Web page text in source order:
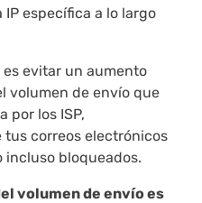
específica a lo largo
evitar un aumento
volumen de envío que
por los ISP,
correos electrónicos
incluso bloqueados.
volumen de envío es